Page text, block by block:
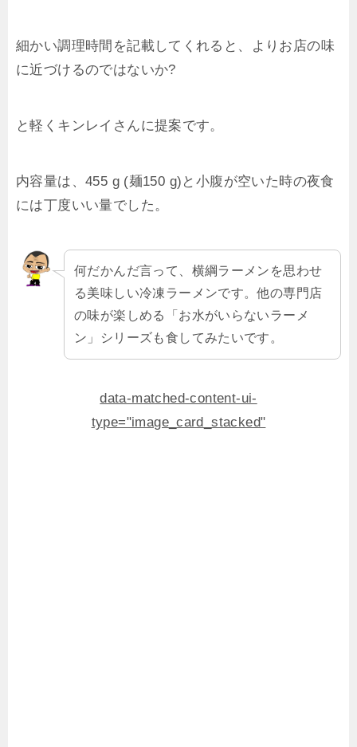
細かい調理時間を記載してくれると、よりお店の味
に近づけるのではないか?
と軽くキンレイさんに提案です。
内容量は、455 g (麺150 g)と小腹が空いた時の夜食
には丁度いい量でした。
何だかんだ言って、横綱ラーメンを思わせ
る美味しい冷凍ラーメンです。他の専門店
の味が楽しめる「お水がいらないラーメ
ン」シリーズも食してみたいです。
data-matched-content-ui-
type="image_card_stacked"